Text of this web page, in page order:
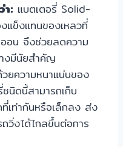
า: แบตเตอรี่ Solid-
แข็งแทนของเหลวที่
ออน จึงช่วยลดความ
งมีนัยสำคัญ
ยความหนาแน่นของ
นิดนี้สามารถเก็บ
เท่ากันหรือเล็กลง ส่ง
วิ่งได้ไกลขึ้นต่อการ